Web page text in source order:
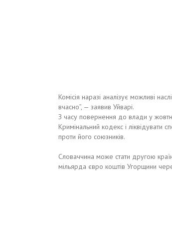
Комісія наразі аналізує можливі
вчасно”, — заявив Уйварі.
З часу повернення до влади у
Кримінальний кодекс і ліквідувати
проти його союзників.
Словаччина може стати другою
мільярда євро коштів Угорщини